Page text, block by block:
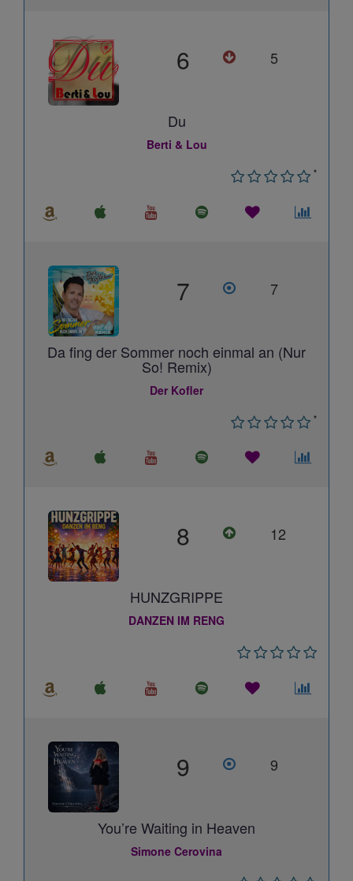
6 5
Du
Berti & Lou
*
7 7
Da fing der Sommer noch einmal an (Nur
So! Remix)
Der Kofler
*
8 12
HUNZGRIPPE
DANZEN IM RENG
9 9
You’re Waiting in Heaven
Simone Cerovina